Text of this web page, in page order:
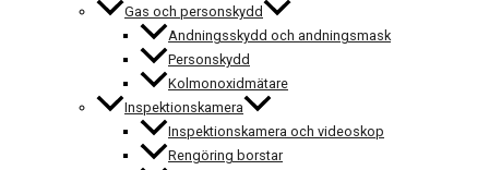
Gas och personskydd
Andningsskydd och andningsmask
Personskydd
Kolmonoxidmätare
Inspektionskamera
Inspektionskamera och videoskop
Rengöring borstar